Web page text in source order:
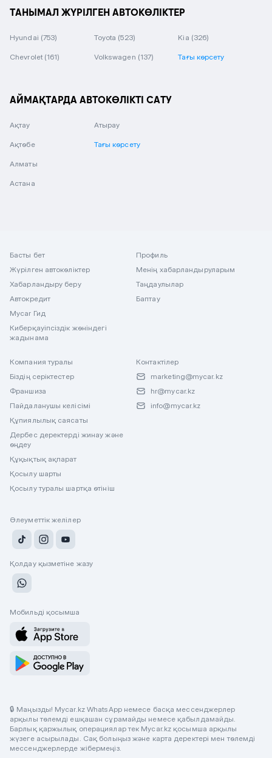
ТАНЫМАЛ ЖҮРІЛГЕН АВТОКӨЛІКТЕР
Hyundai (753) Toyota (523) Kia (326)
Chevrolet (161) Volkswagen (137) Тағы көрсету
АЙМАҚТАРДА АВТОКӨЛІКТІ САТУ
Ақтау
Ақтөбе
Алматы
Астана
Атырау
Тағы көрсету
Басты бет
Жүрілген автокөліктер
Хабарландыру беру
Автокредит
Mycar Гид
Киберқауіпсіздік жөніндегі
жадынама
Профиль
Менің хабарландыруларым
Таңдаулылар
Баптау
Компания туралы
Біздің серіктестер
Франшиза
Пайдаланушы келісімі
Құпиялылық саясаты
Дербес деректерді жинау және
өңдеу
Құқықтық ақпарат
Қосылу шарты
Қосылу туралы шартқа өтініш
Контактілер
marketing@mycar.kz
hr@mycar.kz
info@mycar.kz
Әлеуметтік желілер
Қолдау қызметіне жазу
Мобильді қосымша
🔒 Маңызды! Mycar.kz WhatsApp немесе басқа мессенджерлер
арқылы төлемді ешқашан сұрамайды немесе қабылдамайды.
Барлық қаржылық операциялар тек Mycar.kz қосымша арқылы
жүзеге асырылады. Сақ болыңыз және карта деректері мен төлемді
мессенджерлерде жібермеңіз.